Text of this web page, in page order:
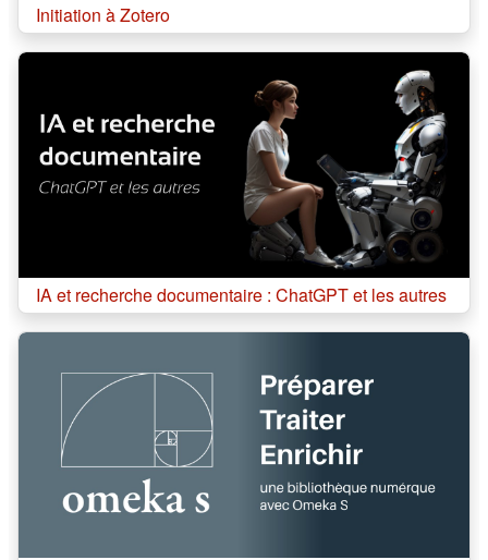
Cours:
Initiation à Zotero
Cours:
IA et recherche documentaire : ChatGPT et les autres